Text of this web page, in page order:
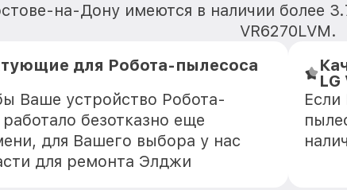
на-Дону имеются в наличии более
VR6270LVM.
для Робота-пылесоса
Ваше устройство Робота-
безотказно еще
для Вашего выбора у нас
для ремонта Элджи
LG